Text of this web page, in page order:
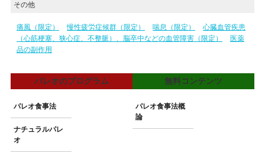
その他
痛風（限定） 慢性疲労症候群（限定） 喘息（限定）
心臓血管疾患
（心筋梗塞、狭心症、不整脈）、脳卒中などの血管障害（限定）
医薬
品の副作用
パレオのプログラム
パレオ食事法
ナチュラルパレ
オ
無料コンテンツ
パレオ食事法概
論